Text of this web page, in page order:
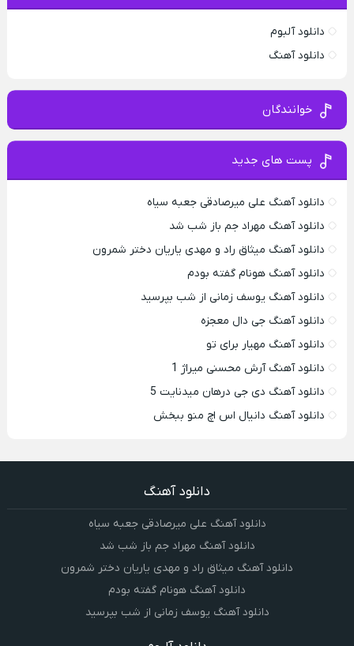
دانلود آلبوم
دانلود آهنگ
خوانندگان
پست های جدید
دانلود آهنگ علی میرصادقی جعبه سیاه
دانلود آهنگ مهراد جم باز شب شد
دانلود آهنگ میثاق راد و مهدی یاریان دختر شمرون
دانلود آهنگ هونام گفته بودم
دانلود آهنگ یوسف زمانی از شب بپرسید
دانلود آهنگ جی دال معجزه
دانلود آهنگ مهیار برای تو
دانلود آهنگ آرش محسنی میراژ 1
دانلود آهنگ دی جی درهان میدنایت 5
دانلود آهنگ دانیال اس اچ منو ببخش
دانلود آهنگ
دانلود آهنگ علی میرصادقی جعبه سیاه
دانلود آهنگ مهراد جم باز شب شد
دانلود آهنگ میثاق راد و مهدی یاریان دختر شمرون
دانلود آهنگ هونام گفته بودم
دانلود آهنگ یوسف زمانی از شب بپرسید